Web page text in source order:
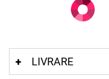
LIVRARE